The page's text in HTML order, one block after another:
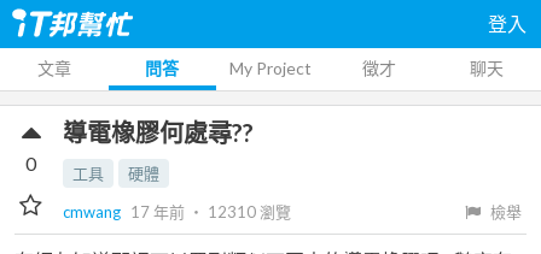
登入
文章 問答 My Project 徵才 聊天
導電橡膠何處尋??
工具
硬體
cmwang 17 年前 ‧ 12310瀏覽 檢舉
0